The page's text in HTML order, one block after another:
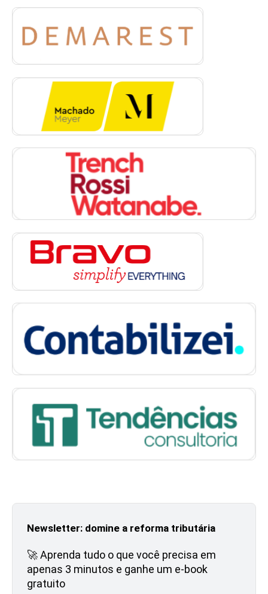
Newsletter: domine a reforma tributária
🚀 Aprenda tudo o que você precisa em
apenas 3 minutos e ganhe um e-book
gratuito